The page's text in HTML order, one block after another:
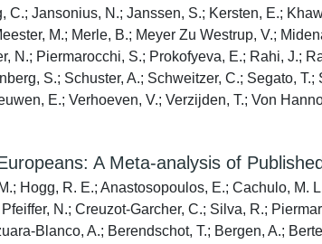
Jansonius, N.; Janssen, S.; Kersten, E.;
M.; Merle, B.; Meyer Zu Westrup, V.;
N.; Piermarocchi, S.; Prokofyeva, E.; Rahi, J.;
S.; Schuster, A.; Schweitzer, C.; Segato,
E.; Verhoeven, V.; Verzijden, T.; Von
A Meta-analysis of
Hogg, R. E.; Anastosopoulos, E.; Cachulo, M.
N.; Creuzot-Garcher, C.; Silva, R.;
Blanco, A.; Berendschot, T.; Bergen, A.;